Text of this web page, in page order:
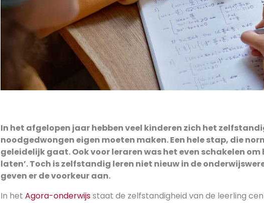
In het afgelopen jaar hebben veel kinderen zich het
noodgedwongen eigen moeten maken. Een hele stap, die
geleidelijk gaat. Ook voor leraren was het even schakelen om
laten’. Toch is zelfstandig leren niet nieuw in de
geven er de voorkeur aan.
In het Agora-onderwijsstaat de zelfstandigheid van de leerling